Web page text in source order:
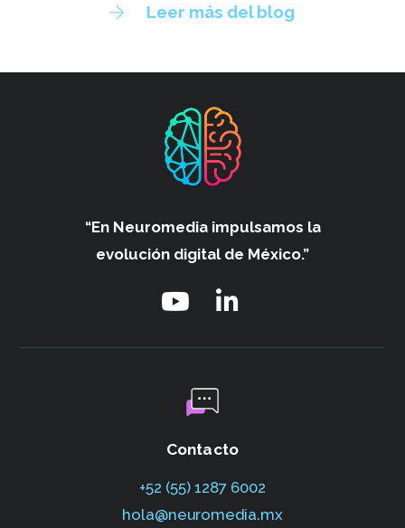
Leer más del blog
“En Neuromedia impulsamos la
evolución digital de México.”
Contacto
+52 (55) 1287 6002‬
hola@neuromedia.mx